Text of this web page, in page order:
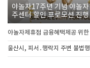
야놀자17주년 기념 야놀
주센터 할인 프로모션 진행
야놀자제휴점 금융혜택제공 위
울산시, 피서․행락지 주변 불법